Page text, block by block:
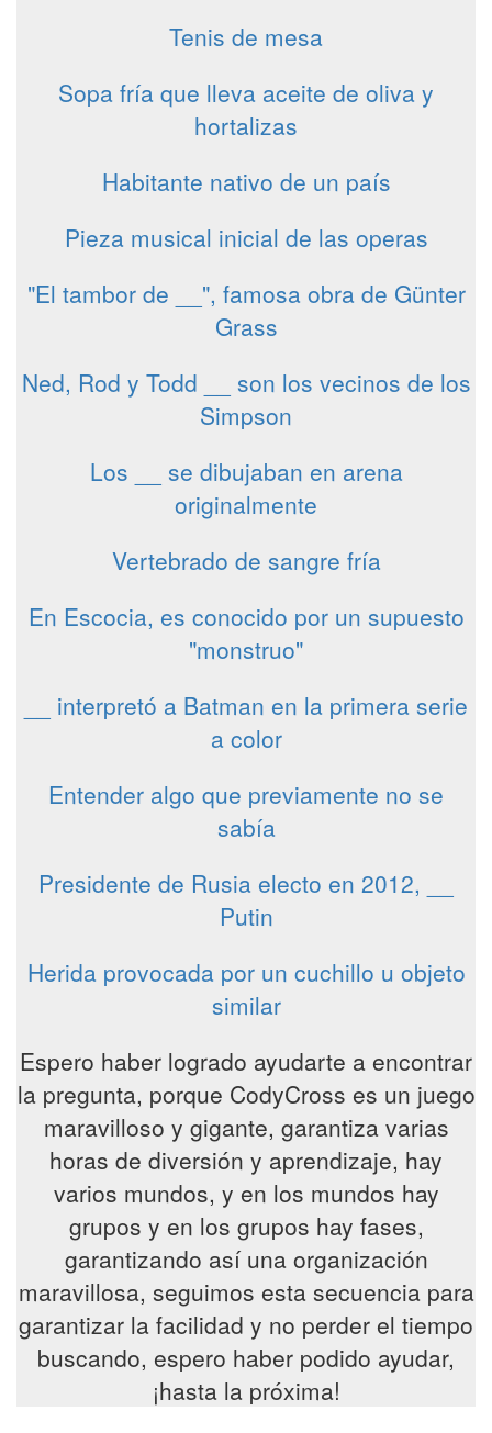
Tenis de mesa
Sopa fría que lleva aceite de oliva y
hortalizas
Habitante nativo de un país
Pieza musical inicial de las operas
"El tambor de __", famosa obra de Günter
Grass
Ned, Rod y Todd __ son los vecinos de los
Simpson
Los __ se dibujaban en arena
originalmente
Vertebrado de sangre fría
En Escocia, es conocido por un supuesto
"monstruo"
__ interpretó a Batman en la primera serie
a color
Entender algo que previamente no se
sabía
Presidente de Rusia electo en 2012, __
Putin
Herida provocada por un cuchillo u objeto
similar
Espero haber logrado ayudarte a encontrar
la pregunta, porque CodyCross es un juego
maravilloso y gigante, garantiza varias
horas de diversión y aprendizaje, hay
varios mundos, y en los mundos hay
grupos y en los grupos hay fases,
garantizando así una organización
maravillosa, seguimos esta secuencia para
garantizar la facilidad y no perder el tiempo
buscando, espero haber podido ayudar,
¡hasta la próxima!